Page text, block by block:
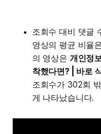
조회수 대비 댓글
영상의 평균 비율
의 영상은 개인정
착했다면? | 바로
조회수가 302회
게 나타났습니다.